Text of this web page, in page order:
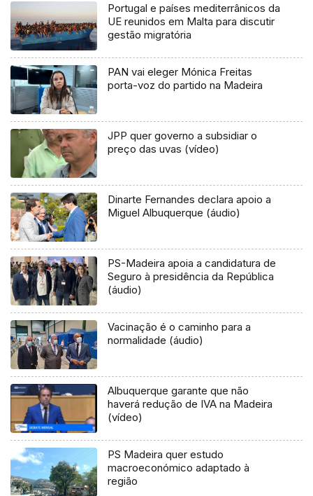
Portugal e países mediterrânicos da
UE reunidos em Malta para discutir
gestão migratória
PAN vai eleger Mónica Freitas
porta-voz do partido na Madeira
JPP quer governo a subsidiar o
preço das uvas (vídeo)
Dinarte Fernandes declara apoio a
Miguel Albuquerque (áudio)
PS-Madeira apoia a candidatura de
Seguro à presidência da República
(áudio)
Vacinação é o caminho para a
normalidade (áudio)
Albuquerque garante que não
haverá redução de IVA na Madeira
(vídeo)
PS Madeira quer estudo
macroeconómico adaptado à
região